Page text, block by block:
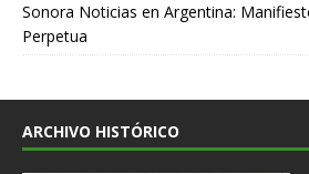
Sonora Noticias en Argentina:
Perpetua
ARCHIVO HISTÓRICO